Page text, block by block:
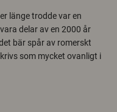
länge trodde var en
delar av en 2000 år
bär spår av romerskt
som mycket ovanligt i